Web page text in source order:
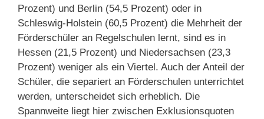
Prozent) und Berlin (54,5 Prozent) oder in
Schleswig-Holstein (60,5 Prozent) die Mehrheit der
Förderschüler an Regelschulen lernt, sind es in
Hessen (21,5 Prozent) und Niedersachsen (23,3
Prozent) weniger als ein Viertel. Auch der Anteil der
Schüler, die separiert an Förderschulen unterrichtet
werden, unterscheidet sich erheblich. Die
Spannweite liegt hier zwischen Exklusionsquoten